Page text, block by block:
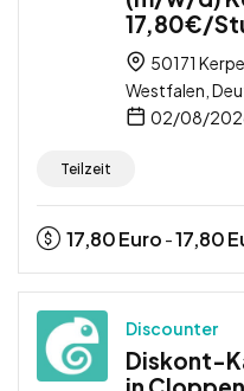
17,80€/
50171
Westfalen,
02/08/
Teilzeit
17,80Euro -17,80
Discounter
Diskont-